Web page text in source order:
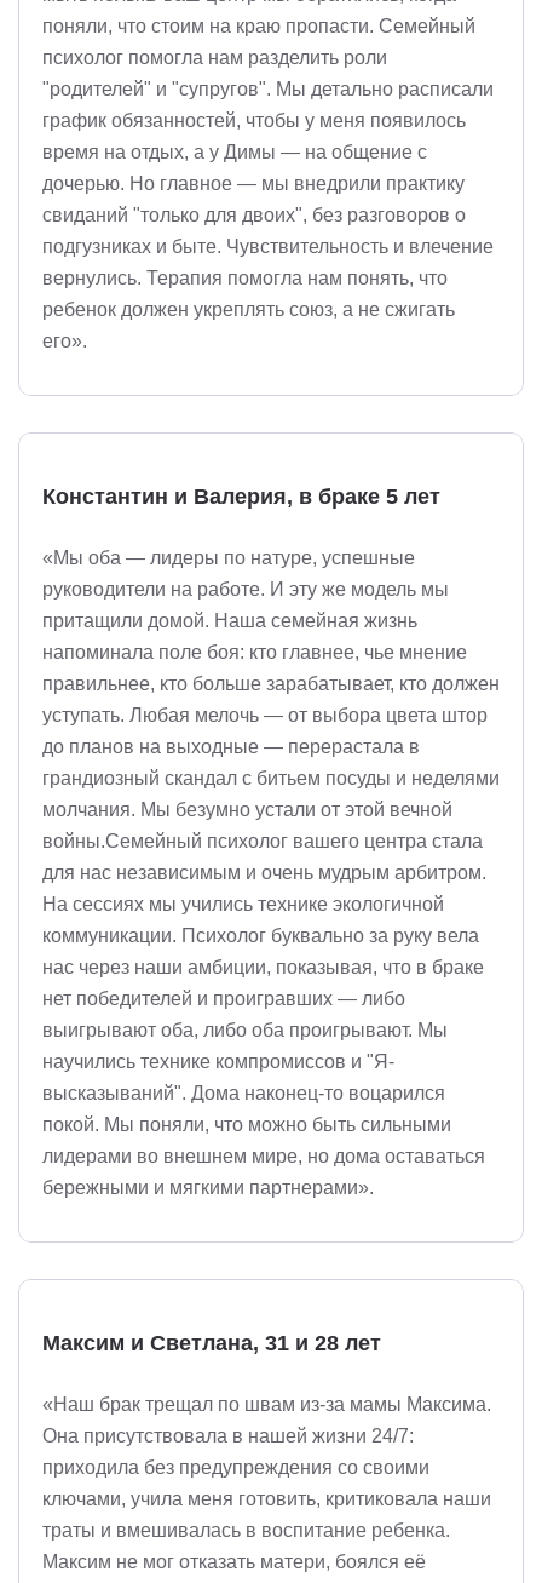
поняли, что стоим на краю пропасти. Семейный
психолог помогла нам разделить роли
"родителей" и "супругов". Мы детально расписали
график обязанностей, чтобы у меня появилось
время на отдых, а у Димы — на общение с
дочерью. Но главное — мы внедрили практику
свиданий "только для двоих", без разговоров о
подгузниках и быте. Чувствительность и влечение
вернулись. Терапия помогла нам понять, что
ребенок должен укреплять союз, а не сжигать
его».
Константин и Валерия, в браке 5 лет
«Мы оба — лидеры по натуре, успешные
руководители на работе. И эту же модель мы
притащили домой. Наша семейная жизнь
напоминала поле боя: кто главнее, чье мнение
правильнее, кто больше зарабатывает, кто должен
уступать. Любая мелочь — от выбора цвета штор
до планов на выходные — перерастала в
грандиозный скандал с битьем посуды и неделями
молчания. Мы безумно устали от этой вечной
войны.Семейный психолог вашего центра стала
для нас независимым и очень мудрым арбитром.
На сессиях мы учились технике экологичной
коммуникации. Психолог буквально за руку вела
нас через наши амбиции, показывая, что в браке
нет победителей и проигравших — либо
выигрывают оба, либо оба проигрывают. Мы
научились технике компромиссов и "Я-
высказываний". Дома наконец-то воцарился
покой. Мы поняли, что можно быть сильными
лидерами во внешнем мире, но дома оставаться
бережными и мягкими партнерами».
Максим и Светлана, 31 и 28 лет
«Наш брак трещал по швам из-за мамы Максима.
Она присутствовала в нашей жизни 24/7:
приходила без предупреждения со своими
ключами, учила меня готовить, критиковала наши
траты и вмешивалась в воспитание ребенка.
Максим не мог отказать матери, боялся её